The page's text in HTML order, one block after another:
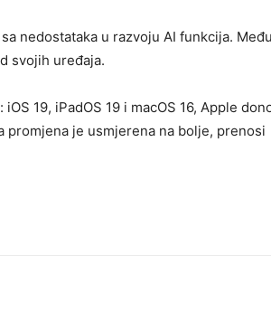
nedostataka u razvoju AI funkcija.
svojih uređaja.
19, iPadOS 19 i macOS 16, Apple
promjena je usmjerena na bolje, prenosi